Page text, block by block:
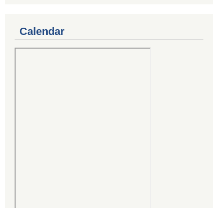
Calendar